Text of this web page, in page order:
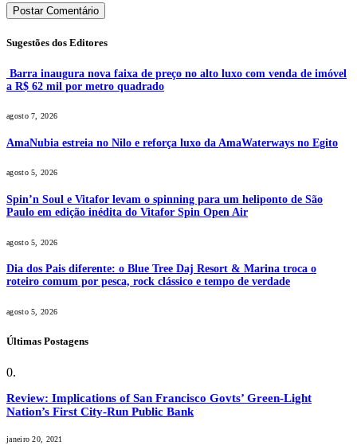
Sugestões dos Editores
Barra inaugura nova faixa de preço no alto luxo com venda de imóvel
a R$ 62 mil por metro quadrado
agosto 7, 2026
AmaNubia estreia no Nilo e reforça luxo da AmaWaterways no Egito
agosto 5, 2026
Spin’n Soul e Vitafor levam o spinning para um heliponto de São
Paulo em edição inédita do Vitafor Spin Open Air
agosto 5, 2026
Dia dos Pais diferente: o Blue Tree Daj Resort & Marina troca o
roteiro comum por pesca, rock clássico e tempo de verdade
agosto 5, 2026
Últimas Postagens
Review: Implications of San Francisco Govts’ Green-Light
Nation’s First City-Run Public Bank
janeiro 20, 2021